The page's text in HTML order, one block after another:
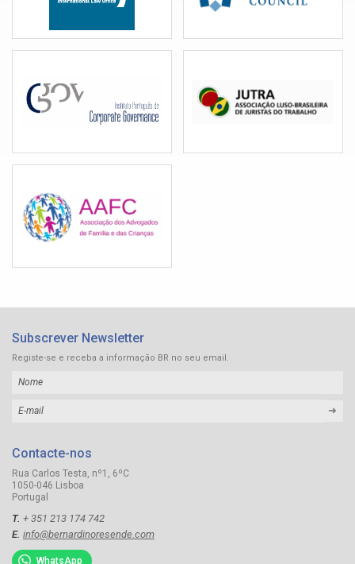
Subscrever Newsletter
Registe-se e receba a informação BR no seu email.
➜
Contacte-nos
Rua Carlos Testa, nº1, 6ºC
1050-046 Lisboa
Portugal
T. + 351 213 174 742
E. info@bernardinoresende.com
WhatsApp